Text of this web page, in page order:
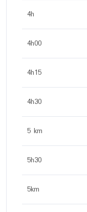
4h
4h00
4h15
4h30
5 km
5h30
5km